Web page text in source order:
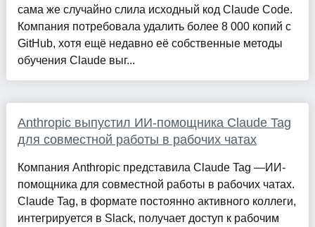
сама же случайно слила исходный код Claude Code.
Компания потребовала удалить более 8 000 копий с
GitHub, хотя ещё недавно её собственные методы
обучения Claude выг...
Anthropic выпустил ИИ-помощника Claude Tag
для совместной работы в рабочих чатах
Компания Anthropic представила Claude Tag —ИИ-
помощника для совместной работы в рабочих чатах.
Claude Tag, в формате постоянно активного коллеги,
интегрируется в Slack, получает доступ к рабочим